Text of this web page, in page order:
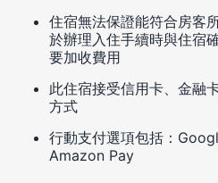
住宿無法保證能符合房客
於辦理入住手續時與住宿
要加收費用
此住宿接受信用卡、金融
方式
行動支付選項包括：
Amazon Pay